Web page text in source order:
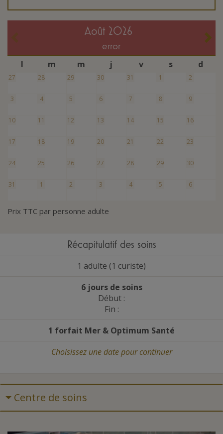
août 2026
error
l m m j v s d
27 28 29 30 31 1 2
3 4 5 6 7 8 9
10 11 12 13 14 15 16
17 18 19 20 21 22 23
24 25 26 27 28 29 30
31 1 2 3 4 5 6
Prix TTC par personne adulte
Récapitulatif des soins
1 adulte (1 curiste)
6 jours de soins
Début :
Fin :
1 forfait Mer & Optimum Santé
Choisissez une datepour continuer
Centre de soins